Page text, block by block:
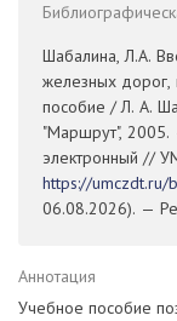
Шабалина, Л.А.
железных дорог,
пособие / Л. А.
"Маршрут",
электронный //
https://
06.08.2026). —
Аннотация
Учебное пособие